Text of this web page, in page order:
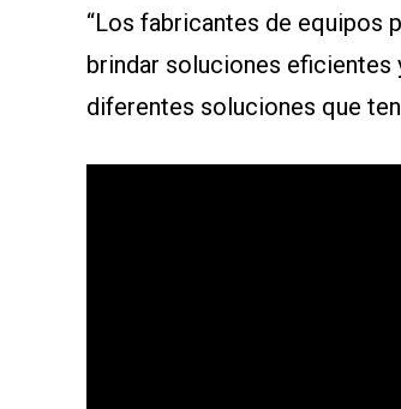
“Los fabricantes de equipos
brindar soluciones
diferentes soluciones que